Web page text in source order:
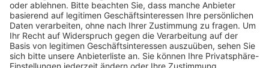
BFV-Geschäftsstellen
Trainerbörse
Login SpielPlus